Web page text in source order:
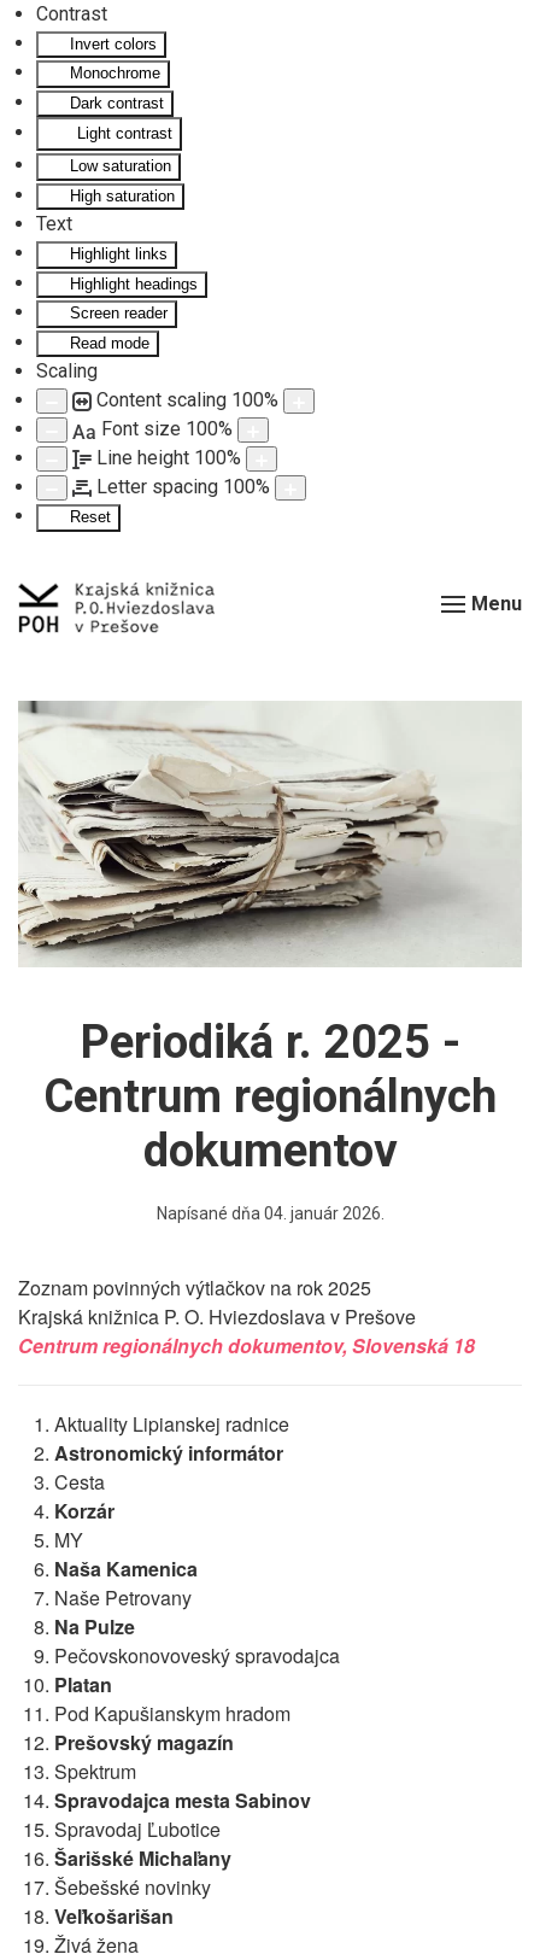
Contrast
Invert colors
Monochrome
Dark contrast
Light contrast
Low saturation
High saturation
Text
Highlight links
Highlight headings
Screen reader
Read mode
Scaling
Content scaling 100%
Aa Font size 100%
Line height 100%
Letter spacing 100%
Reset
Skip to main content
Menu
Periodiká r. 2025 -
Centrum regionálnych
dokumentov
Napísané dňa 04. január 2026
Zoznam povinných výtlačkov na rok 2025
Krajská knižnica P. O. Hviezdoslava v Prešove
Centrum regionálnych dokumentov, Slovenská 18
Aktuality Lipianskej radnice
Astronomický informátor
Cesta
Korzár
MY
Naša Kamenica
Naše Petrovany
Na Pulze
Pečovskonovoveský spravodajca
Platan
Pod Kapušianskym hradom
Prešovský magazín
Spektrum
Spravodajca mesta Sabinov
Spravodaj Ľubotice
Šarišské Michaľany
Šebešské novinky
Veľkošarišan
Živá žena